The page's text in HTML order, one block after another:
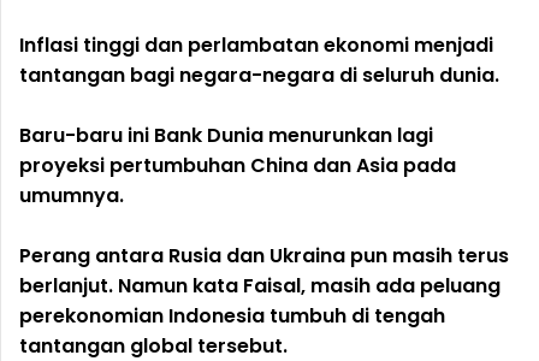
Inflasi tinggi dan perlambatan ekonomi menjadi
tantangan bagi negara-negara di seluruh dunia.
Baru-baru ini Bank Dunia menurunkan lagi
proyeksi pertumbuhan China dan Asia pada
umumnya.
Perang antara Rusia dan Ukraina pun masih terus
berlanjut. Namun kata Faisal, masih ada peluang
perekonomian Indonesia tumbuh di tengah
tantangan global tersebut.